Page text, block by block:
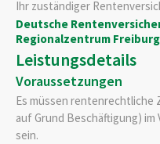
Ihr zuständiger
Deutsche
Regionalzentrum Freiburg
Leistungsdetails
Voraussetzungen
Es müssen rentenrechtliche
auf Grund Beschäftigung)
sein.